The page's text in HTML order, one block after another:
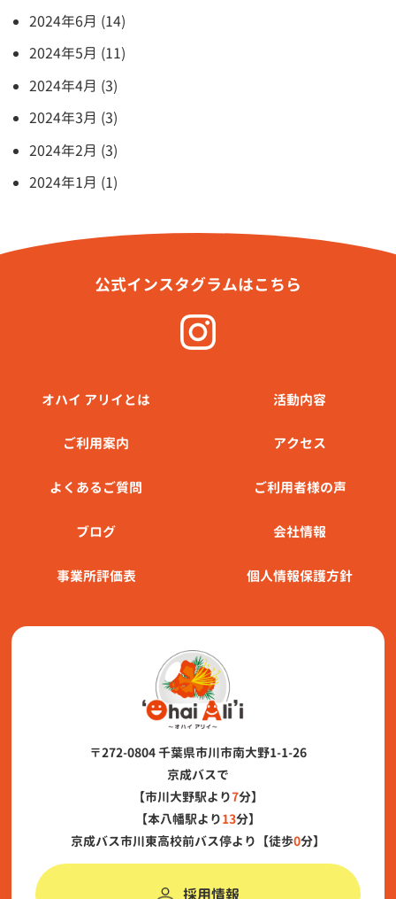
2024年6月 (14)
2024年5月 (11)
2024年4月 (3)
2024年3月 (3)
2024年2月 (3)
2024年1月 (1)
公式インスタグラムはこちら
オハイ アリイとは 活動内容
ご利⽤案内 アクセス
よくあるご質問 ご利用者様の声
ブログ 会社情報
事業所評価表 個人情報保護方針
〒272-0804 千葉県市川市南大野1-1-26
京成バスで
【市川大野駅より7分】
【本八幡駅より13分】
京成バス市川東高校前バス停より【徒歩0分】
採用情報